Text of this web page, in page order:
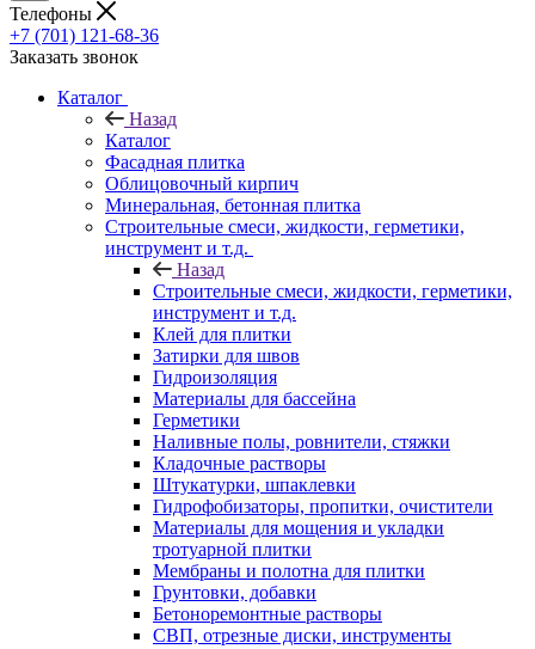
Телефоны
+7 (701) 121-68-36
Заказать звонок
Каталог
Назад
Каталог
Фасадная плитка
Облицовочный кирпич
Минеральная, бетонная плитка
Строительные смеси, жидкости, герметики,
инструмент и т.д.
Назад
Строительные смеси, жидкости, герметики,
инструмент и т.д.
Клей для плитки
Затирки для швов
Гидроизоляция
Материалы для бассейна
Герметики
Наливные полы, ровнители, стяжки
Кладочные растворы
Штукатурки, шпаклевки
Гидрофобизаторы, пропитки, очистители
Материалы для мощения и укладки
тротуарной плитки
Мембраны и полотна для плитки
Грунтовки, добавки
Бетоноремонтные растворы
СВП, отрезные диски, инструменты